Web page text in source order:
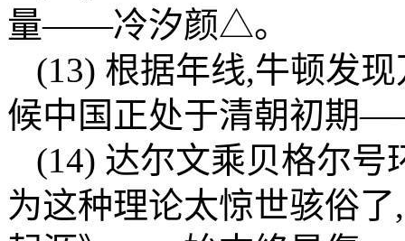
量——冷汐颜△。
(13) 根据年线,牛顿发
候中国正处于清朝初期
(14) 达尔文乘贝格尔号
为这种理论太惊世骇俗